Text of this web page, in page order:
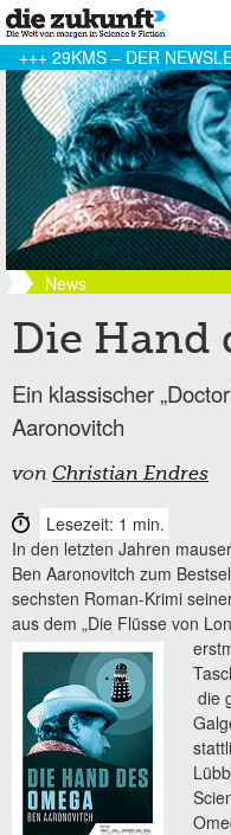
+++ 29KMS – DER
News
Die Hand
Ein klassischer
Aaronovitch
von Christian Endres
Lesezeit: 1 min.
In den letzten Jahren
Ben Aaronovitch zum
sechsten Roman-Krimi
aus dem „Die Flüsse von
die